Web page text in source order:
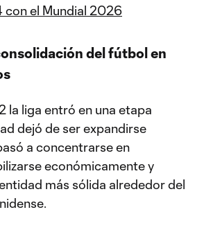
con el Mundial 2026
del fútbol en
la liga entró en una etapa
dejó de ser expandirse
a concentrarse en
económicamente y
más sólida alrededor del